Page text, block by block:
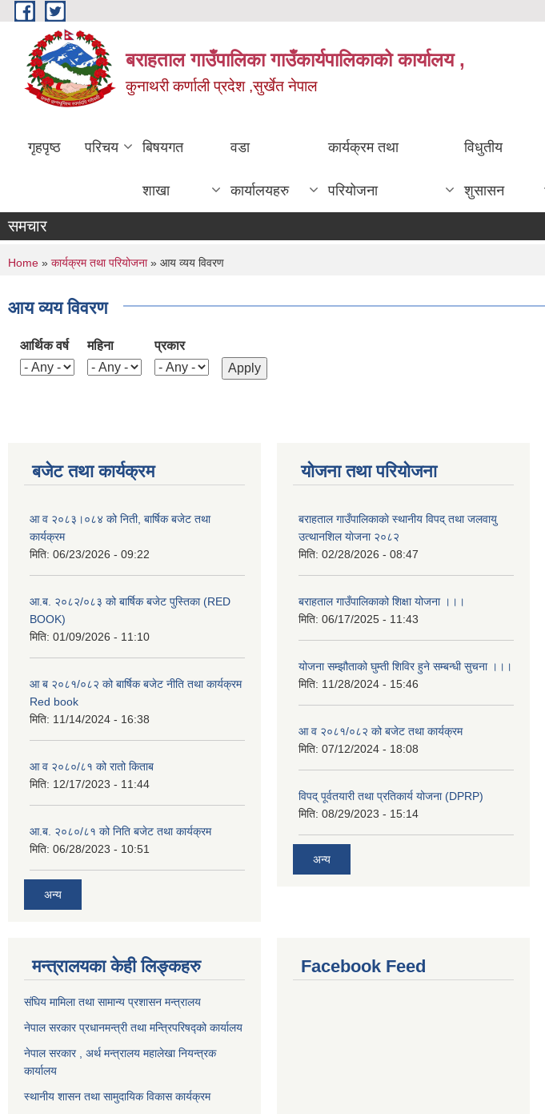
Skip to main content
बराहताल गाउँपालिका गाउँकार्यपालिकाको कार्यालय ,
कुनाथरी कर्णाली प्रदेश ,सुर्खेत नेपाल
गृहपृष्ठ परिचय बिषयगत
शाखा
वडा
कार्यालयहरु
कार्यक्रम तथा
परियोजना
विधुतीय
शुसासन
समचार
You are here
Home » कार्यक्रम तथा परियोजना» आय व्यय विवरण
आय व्यय विवरण
आर्थिक वर्ष महिना प्रकार
बजेट तथा कार्यक्रम
आ व २०८३।०८४ को निती, बार्षिक बजेट तथा
कार्यक्रम
मिति: 06/23/2026 - 09:22
आ.ब. २०८२/०८३ को बार्षिक बजेट पुस्तिका (RED
BOOK)
मिति: 01/09/2026 - 11:10
आ ब २०८१/०८२ को बार्षिक बजेट नीति तथा कार्यक्रम
Red book
मिति: 11/14/2024 - 16:38
आ व २०८०/८१ को रातो किताब
मिति: 12/17/2023 - 11:44
आ.ब. २०८०/८१ को निति बजेट तथा कार्यक्रम
मिति: 06/28/2023 - 10:51
अन्य
योजना तथा परियोजना
बराहताल गाउँपालिकाकाे स्थानीय विपद् तथा जलवायु
उत्थानशिल याेजना २०८२
मिति: 02/28/2026 - 08:47
बराहताल गाउँपालिकाको शिक्षा योजना ।।।
मिति: 06/17/2025 - 11:43
योजना सम्झौताको घुम्ती शिविर हुने सम्बन्धी सुचना ।।।
मिति: 11/28/2024 - 15:46
आ व २०८१/०८२ को बजेट तथा कार्यक्रम
मिति: 07/12/2024 - 18:08
विपद् पूर्वतयारी तथा प्रतिकार्य योजना (DPRP)
मिति: 08/29/2023 - 15:14
अन्य
मन्त्रालयका केही लिङ्कहरु
संघिय मामिला तथा सामान्य प्रशासन मन्त्रालय
नेपाल सरकार प्रधानमन्त्री तथा मन्त्रिपरिषद्को कार्यालय
नेपाल सरकार , अर्थ मन्त्रालय महालेखा नियन्त्रक
कार्यालय
स्थानीय शासन तथा सामुदायिक विकास कार्यक्रम
Facebook Feed